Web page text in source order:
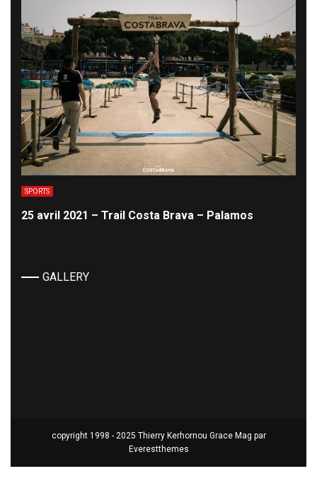
SPORTS
25 avril 2021 – Trail Costa Brava – Palamos
GALLERY
copyright 1998 - 2025 Thierry Kerhornou Grace Mag par
Everestthemes